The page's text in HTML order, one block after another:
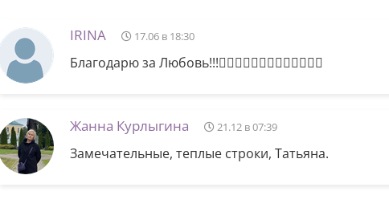
IRINA 17.06 в 18:30
Благодарю за Любовь!!!❤️‍🔥🙏💙🙏🧡🙏💛🙏💚🙏💜🙏
Жанна Курлыгина 21.12 в 07:39
Замечательные, теплые строки, Татьяна.